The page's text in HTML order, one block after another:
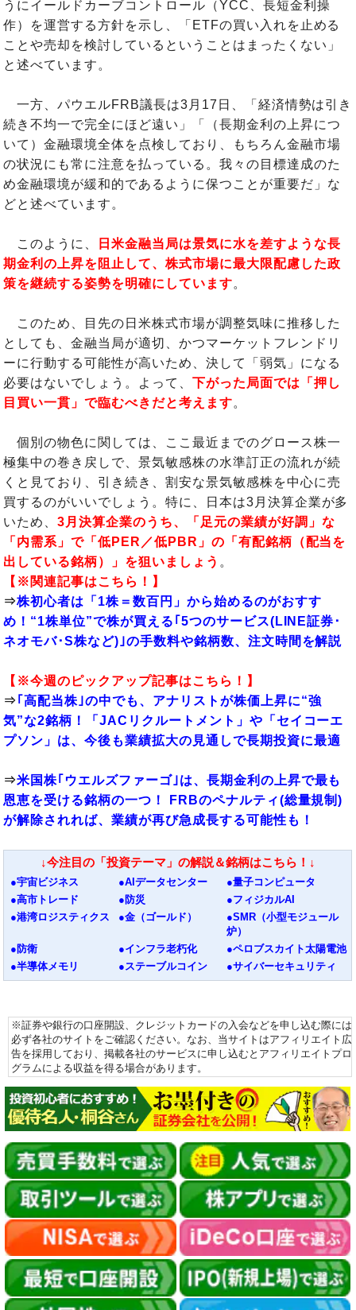
うにイールドカーブコントロール（YCC、長短金利操
作）を運営する方針を示し、「ETFの買い入れを止める
ことや売却を検討しているということはまったくない」
と述べています。
一方、パウエルFRB議長は3月17日、「経済情勢は引き
続き不均一で完全にほど遠い」「（長期金利の上昇につ
いて）金融環境全体を点検しており、もちろん金融市場
の状況にも常に注意を払っている。我々の目標達成のた
め金融環境が緩和的であるように保つことが重要だ」な
どと述べています。
このように、
日米金融当局は景気に水を差すような長
期金利の上昇を阻止して、株式市場に最大限配慮した政
策を継続する姿勢を明確にしています。
このため、目先の日米株式市場が調整気味に推移した
としても、金融当局が適切、かつマーケットフレンドリ
ーに行動する可能性が高いため、決して「弱気」になる
必要はないでしょう。よって、 下がった局面では「押し
目買い一貫」で臨むべきだと考えます。
個別の物色に関しては、ここ最近までのグロース株一
極集中の巻き戻しで、景気敏感株の水準訂正の流れが続
くと見ており、引き続き、割安な景気敏感株を中心に売
買するのがいいでしょう。特に、日本は3月決算企業が多
いため、3月決算企業のうち、「足元の業績が好調」な
「内需系」で「低PER／低PBR」の「有配銘柄（配当を
出している銘柄）」を狙いましょう 。
【※関連記事はこちら！】
⇒株初心者は「1株＝数百円」から始めるのがおすす
め！“1株単位”で株が買える｢5つのサービス(LINE証券･
ネオモバ･S株など)｣の手数料や銘柄数、注文時間を解説
【※今週のピックアップ記事はこちら！】
⇒｢高配当株｣の中でも、アナリストが株価上昇に“強
気”な2銘柄！「JACリクルートメント」や「セイコーエ
プソン」は、今後も業績拡大の見通しで長期投資に最適
⇒米国株｢ウエルズファーゴ｣は、長期金利の上昇で最も
恩恵を受ける銘柄の一つ！ FRBのペナルティ(総量規制)
が解除されれば、業績が再び急成長する可能性も！
↓今注目の「投資テーマ」の解説＆銘柄はこちら！↓
●宇宙ビジネス ●AIデータセンター
●量子コンピュータ
●高市トレード
●防災
●フィジカルAI
●港湾ロジスティクス
●金（ゴールド）
●SMR（小型モジュール
炉）
●防衛
●インフラ老朽化
●ペロブスカイト太陽電池
●半導体メモリ
●ステーブルコイン ●サイバーセキュリティ
※証券や銀行の口座開設、クレジットカードの入会などを申し込む際には
必ず各社のサイトをご確認ください。なお、当サイトはアフィリエイト広
告を採用しており、掲載各社のサービスに申し込むとアフィリエイトプロ
グラムによる収益を得る場合があります。